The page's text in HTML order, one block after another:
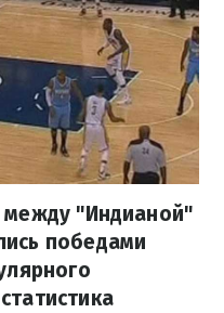
между "Индианой"
победами